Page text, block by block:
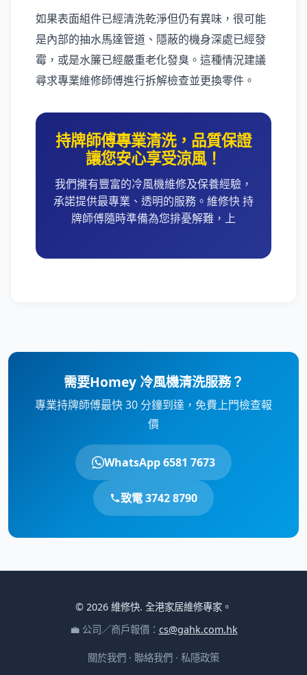
如果表面組件已經清洗乾淨但仍有異味，很可能
是內部的抽水馬達管道、隱蔽的機身深處已經發
霉，或是水簾已經嚴重老化發臭。這種情況建議
尋求專業維修師傅進行拆解檢查並更換零件。
持牌師傅專業清洗，品質保證
讓您安心享受涼風！
我們擁有豐富的冷風機維修及保養經驗，
承諾提供最專業、透明的服務。維修快 持
牌師傅隨時準備為您排憂解難，上
需要Homey 冷風機清洗服務？
專業持牌師傅最快 30 分鐘到達，免費上門檢查報
價
WhatsApp 6581 7673
致電 3742 8790
© 2026 維修快. 全港家居維修專家。
💼 公司／商戶報價： cs@gahk.com.hk
關於我們 · 聯絡我們 · 私隱政策